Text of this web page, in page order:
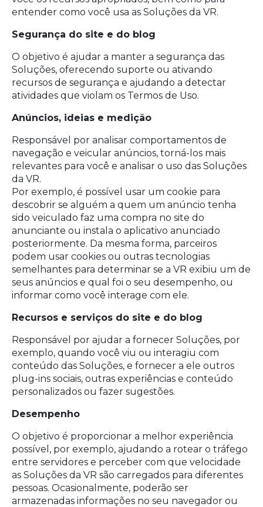
entender como você usa as Soluções da VR.
Segurança do site e do blog
O objetivo é ajudar a manter a segurança das
Soluções, oferecendo suporte ou ativando
recursos de segurança e ajudando a detectar
atividades que violam os Termos de Uso.
Anúncios, ideias e medição
Responsável por analisar comportamentos de
navegação e veicular anúncios, torná-los mais
relevantes para você e analisar o uso das Soluções
da VR.
Por exemplo, é possível usar um cookie para
descobrir se alguém a quem um anúncio tenha
sido veiculado faz uma compra no site do
anunciante ou instala o aplicativo anunciado
posteriormente. Da mesma forma, parceiros
podem usar cookies ou outras tecnologias
semelhantes para determinar se a VR exibiu um de
seus anúncios e qual foi o seu desempenho, ou
informar como você interage com ele.
Recursos e serviços do site e do blog
Responsável por ajudar a fornecer Soluções, por
exemplo, quando você viu ou interagiu com
conteúdo das Soluções, e fornecer a ele outros
plug-ins sociais, outras experiências e conteúdo
personalizados ou fazer sugestões.
Desempenho
O objetivo é proporcionar a melhor experiência
possível, por exemplo, ajudando a rotear o tráfego
entre servidores e perceber com que velocidade
as Soluções da VR são carregados para diferentes
pessoas. Ocasionalmente, poderão ser
armazenadas informações no seu navegador ou